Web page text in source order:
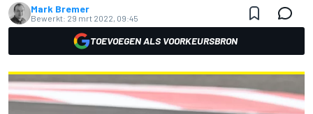
Mark Bremer
Bewerkt: 29 mrt 2022, 09:45
TOEVOEGEN ALS VOORKEURSBRON